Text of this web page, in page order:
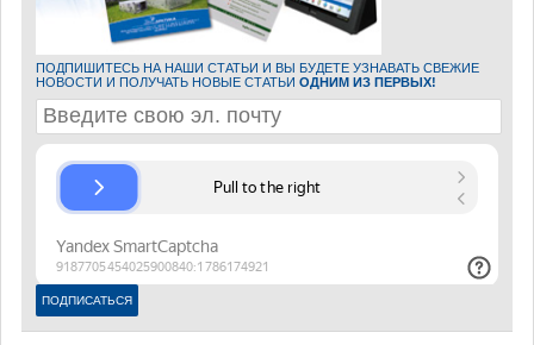
ПОДПИШИТЕСЬ НА НАШИ СТАТЬИ И ВЫ БУДЕТЕ УЗНАВАТЬ СВЕЖИЕ
НОВОСТИ И ПОЛУЧАТЬ НОВЫЕ СТАТЬИ ОДНИМ ИЗ ПЕРВЫХ!